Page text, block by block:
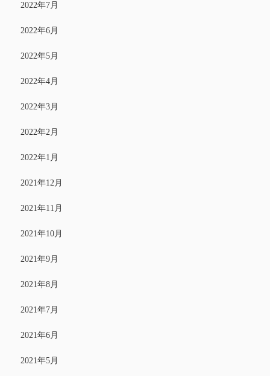
2022年7月
2022年6月
2022年5月
2022年4月
2022年3月
2022年2月
2022年1月
2021年12月
2021年11月
2021年10月
2021年9月
2021年8月
2021年7月
2021年6月
2021年5月